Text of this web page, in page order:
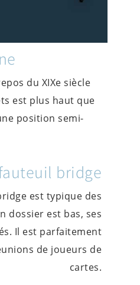
du XIXe siècle
est plus haut que
position semi-
bridge
est typique des
dossier est bas, ses
Il est parfaitement
de joueurs de
cartes.